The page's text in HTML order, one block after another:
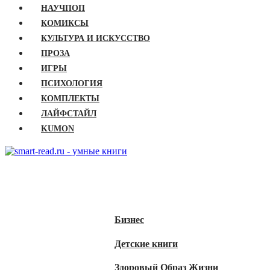
НАУЧПОП
КОМИКСЫ
КУЛЬТУРА И ИСКУССТВО
ПРОЗА
ИГРЫ
ПСИХОЛОГИЯ
КОМПЛЕКТЫ
ЛАЙФСТАЙЛ
KUMON
Бизнес
Детские книги
Здоровый Образ Жизни